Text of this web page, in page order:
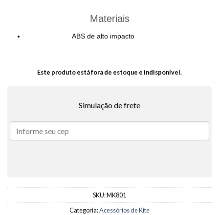
Materiais
ABS de alto impacto
Este produto está fora de estoque e indisponível.
Simulação de frete
SKU:MK801
Categoria:Acessórios de Kite